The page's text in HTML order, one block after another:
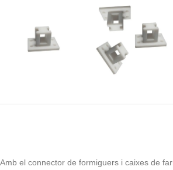
Amb el connector de formiguers i caixes de